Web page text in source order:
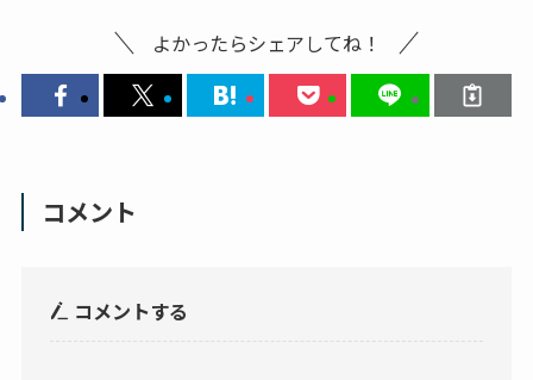
よかったらシェアしてね！
コメント
コメントする